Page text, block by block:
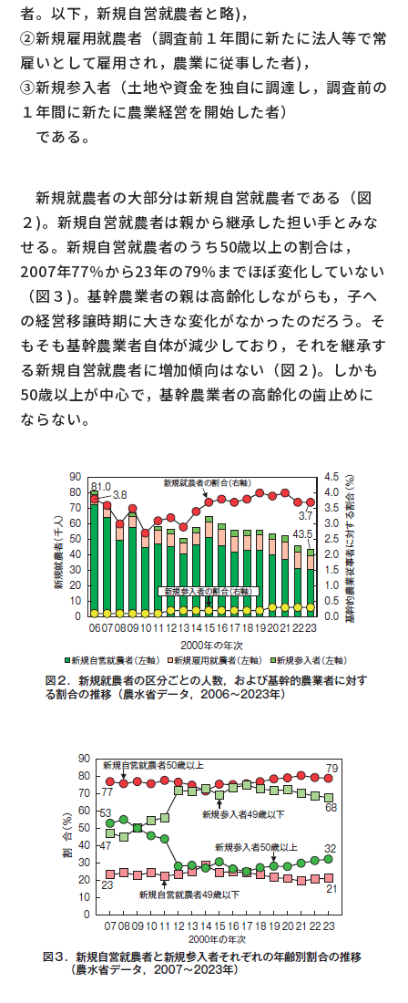
者。以下，新規自営就農者と略)，
②新規雇用就農者（調査前１年間に新たに法人等で常
雇いとして雇用され，農業に従事した者)，
③新規参入者（土地や資金を独自に調達し，調査前の
１年間に新たに農業経営を開始した者）
である。
新規就農者の大部分は新規自営就農者である（図
２)。新規自営就農者は親から継承した担い手とみな
せる。新規自営就農者のうち50歳以上の割合は，
2007年77％から23年の79％までほぼ変化していない
（図３)。基幹農業者の親は高齢化しながらも，子へ
の経営移譲時期に大きな変化がなかったのだろう。そ
もそも基幹農業者自体が減少しており，それを継承す
る新規自営就農者に増加傾向はない（図２)。しかも
50歳以上が中心で，基幹農業者の高齢化の歯止めに
ならない。